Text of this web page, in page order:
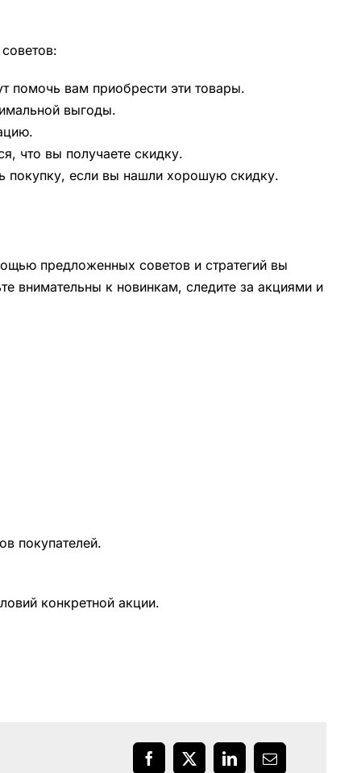
помочь вам приобрести эти товары.
выгоды.
что вы получаете скидку.
покупку, если вы нашли хорошую скидку.
предложенных советов и стратегий вы
внимательны к новинкам, следите за акциями и
покупателей.
конкретной акции.
Facebook
X LinkedInEmail